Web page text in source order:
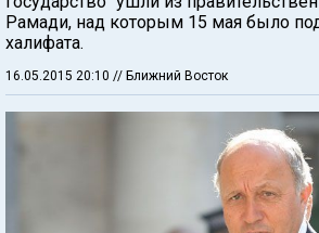
Рамади, над которым 15 мая было
халифата.
16.05.2015 20:10 // Ближний Восток